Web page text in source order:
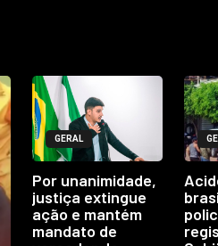
GERAL
Por unanimidade,
justiça extingue
ação e mantém
mandato de